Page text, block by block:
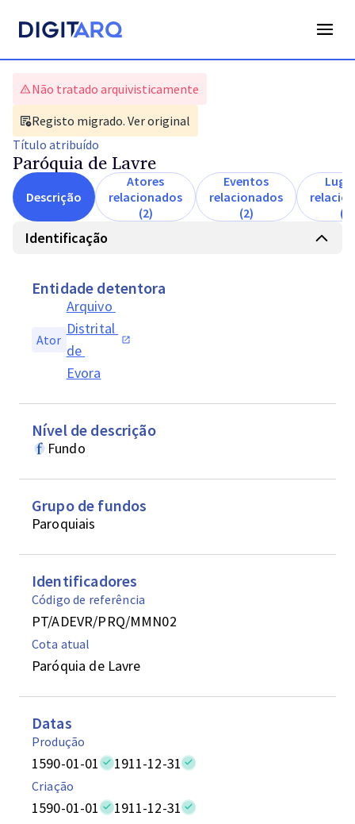
Não tratado arquivisticamente
Registo migrado. Ver original
Título atribuído
Paróquia de Lavre
Descrição
Atores
relacionados
(2)
Eventos
relacionados
(2)
(1)
Identificação
Entidade detentora
Ator
Arquivo
Distrital
de
Evora
Nível de descrição
Fundo
Grupo de fundos
Paroquiais
Identificadores
Código de referência
PT/ADEVR/PRQ/MMN02
Cota atual
Paróquia de Lavre
Datas
Produção
1590-01-01 1911-12-31
Criação
1590-01-01 1911-12-31